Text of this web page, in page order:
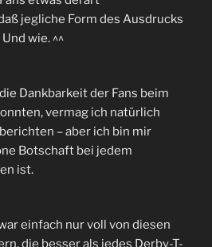
jegliche Form des Ausdrucks
wie. ^^
Dankbarkeit der Fans beim
vermag ich natürlich
– aber ich bin mir
Botschaft bei jedem
ist.
einfach nur voll von diesen
die besser als jedes Derby-T-